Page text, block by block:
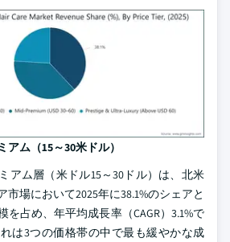
ム（15～30米ドル）
アム層（米ドル15～30ドル）は、北米
場において2025年に38.1%のシェアと
を占め、年平均成長率（CAGR）3.1%で
は3つの価格帯の中で最も緩やかな成